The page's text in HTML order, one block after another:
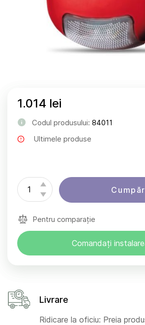
1.014 lei
Codul produsului: 84011
Ultimele produse
Pentru comparație
Comandați
Livrare
Ridicare la oficiu: Preia